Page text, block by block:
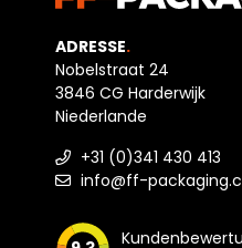
ADRESSE.
Nobelstraat 24
3846 CG Harderwijk
Niederlande
+31 (0)341 430 413
info@ff-